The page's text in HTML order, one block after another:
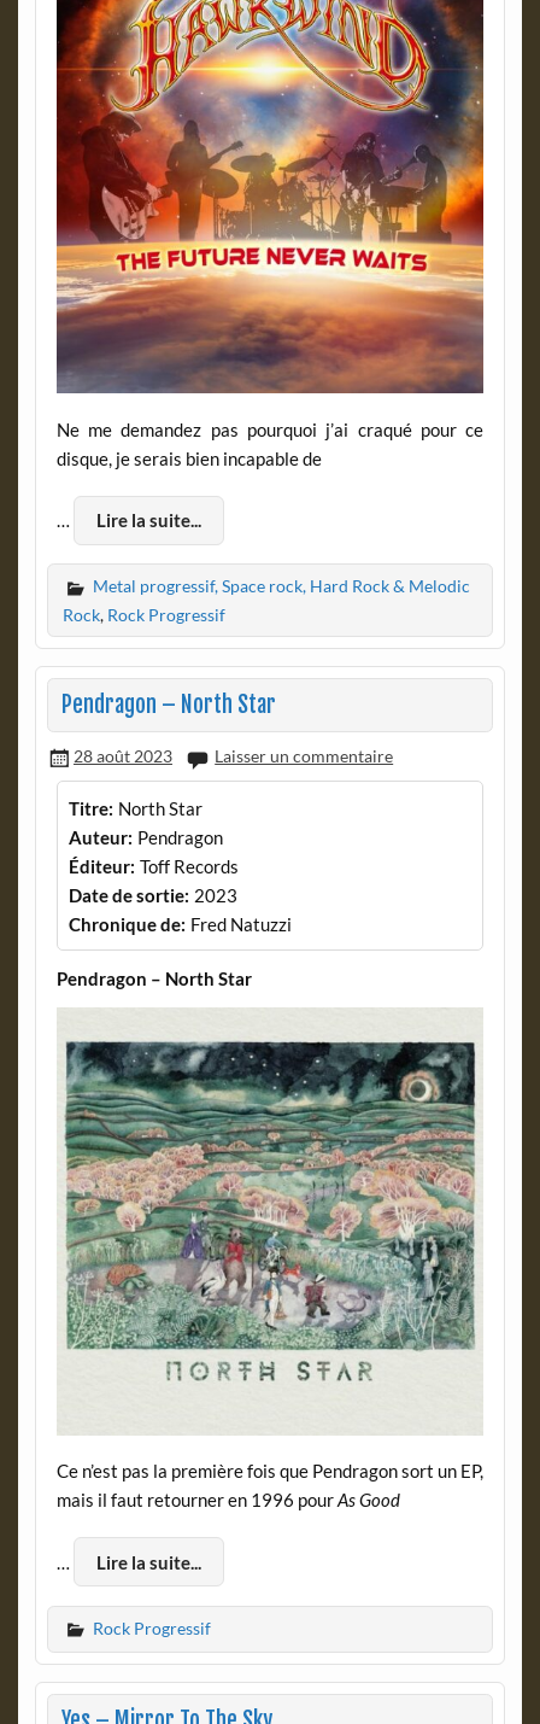
Ne me demandez pas pourquoi j’ai craqué pour ce
disque, je serais bien incapable de
… Lire la suite...
Metal progressif, Space rock, Hard Rock & Melodic
Rock, Rock Progressif
Pendragon – North Star
28 août 2023 Laisser un commentaire
Titre: North Star
Auteur: Pendragon
Éditeur: Toff Records
Date de sortie: 2023
Chronique de: Fred Natuzzi
Pendragon – North Star
Ce n’est pas la première fois que Pendragon sort un EP,
mais il faut retourner en 1996 pourAs Good
… Lire la suite...
Rock Progressif